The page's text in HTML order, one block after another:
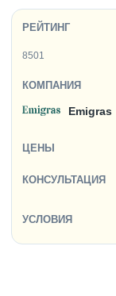
8501
Emigras